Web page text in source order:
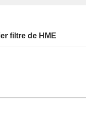
filtre de HME